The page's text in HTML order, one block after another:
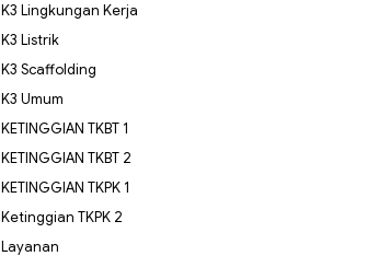
K3 Lingkungan Kerja
K3 Listrik
K3 Scaffolding
K3 Umum
KETINGGIAN TKBT 1
KETINGGIAN TKBT 2
KETINGGIAN TKPK 1
Ketinggian TKPK 2
Layanan